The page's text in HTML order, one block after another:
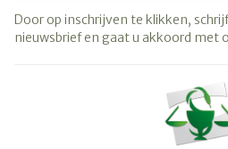
Door op inschrijven te klikken,
nieuwsbrief en gaat u akkoord met